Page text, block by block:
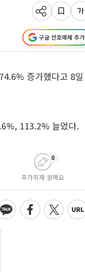
구글 선호매체 추가
증가했다고 8일
113.2% 늘었다.
추가취재 원해요
0